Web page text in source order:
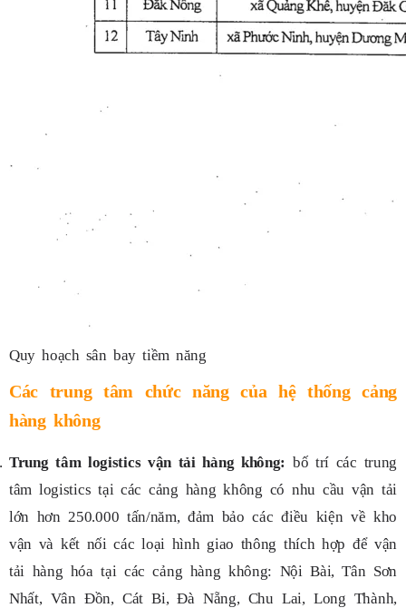
Quy hoạch sân bay tiềm năng
Các trung tâm chức năng của hệ thống cảng
hàng không
Trung tâm logistics vận tải hàng không: bố trí các trung
tâm logistics tại các cảng hàng không có nhu cầu vận tải
lớn hơn 250.000 tấn/năm, đảm bảo các điều kiện về kho
vận và kết nối các loại hình giao thông thích hợp để vận
tải hàng hóa tại các cảng hàng không: Nội Bài, Tân Sơn
Nhất, Vân Đồn, Cát Bi, Đà Nẵng, Chu Lai, Long Thành,